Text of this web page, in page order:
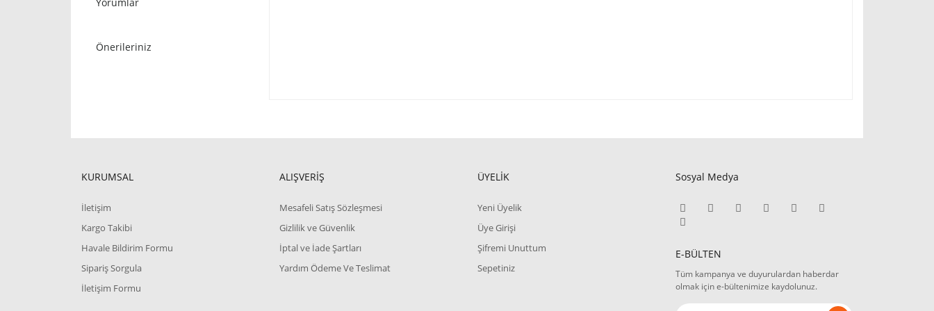
Önerileriniz
KURUMSAL
İletişim
Kargo Takibi
Havale Bildirim Formu
Sipariş Sorgula
İletişim Formu
ALIŞVERİŞ
Mesafeli Satış Sözleşmesi
Gizlilik ve Güvenlik
İptal ve İade Şartları
Yardım Ödeme Ve Teslimat
ÜYELİK
Yeni Üyelik
Üye Girişi
Şifremi Unuttum
Sepetiniz
Sosyal Medya
E-BÜLTEN
Tüm kampanya ve duyurulardan haberdar
olmak için e-bültenimize kaydolunuz.